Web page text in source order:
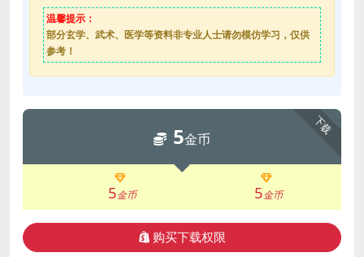
温馨提示：
部分玄学、武术、医学等资料非专业人士请勿模仿学习，仅供
参考！
下载
5金币
5金币 5金币
购买下载权限